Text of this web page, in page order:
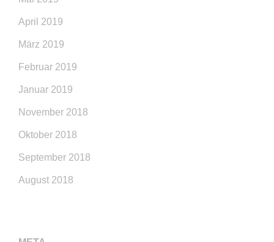
April 2019
März 2019
Februar 2019
Januar 2019
November 2018
Oktober 2018
September 2018
August 2018